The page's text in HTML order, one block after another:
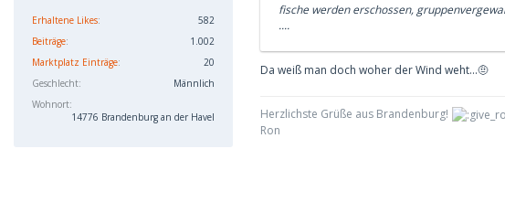
Erhaltene Likes
582
Beiträge
1.002
Marktplatz Einträge
20
Geschlecht
Männlich
Wohnort
14776 Brandenburg an der Havel
fische werden erschossen,
....
Da weiß man doch woher der Wind weht...🤨
Herzlichste Grüße aus Brandenburg!
Ron